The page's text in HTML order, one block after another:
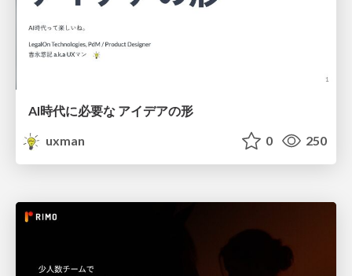
AI時代に必要な アイデアの形
uxman
0 250